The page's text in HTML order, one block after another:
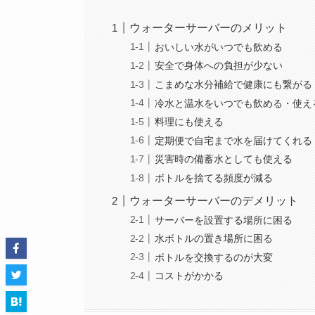
ウォーターサーバーのメリット
おいしい水がいつでも飲める
安全で身体への負担が少ない
こまめな水分補給で健康にも繋がる
冷水と温水をいつでも飲める・使え
料理にも使える
定期便で自宅まで水を届けてくれる
災害時の備蓄水としても使える
ボトルを捨てる頻度が減る
ウォーターサーバーのデメリット
サーバーを設置する場所に困る
水ボトルの置き場所に困る
ボトルを交換するのが大変
コストがかかる